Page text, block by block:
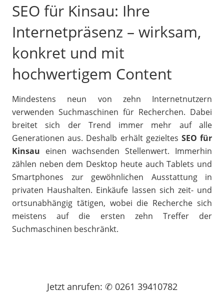
SEO für Kinsau: Ihre
Internetpräsenz – wirksam,
konkret und mit
hochwertigem Content
Mindestens neun von zehn Internetnutzern
verwenden Suchmaschinen für Recherchen. Dabei
breitet sich der Trend immer mehr auf alle
Generationen aus. Deshalb erhält gezieltes SEO für
Kinsau einen wachsenden Stellenwert. Immerhin
zählen neben dem Desktop heute auch Tablets und
Smartphones zur gewöhnlichen Ausstattung in
privaten Haushalten. Einkäufe lassen sich zeit- und
ortsunabhängig tätigen, wobei die Recherche sich
meistens auf die ersten zehn Treffer der
Suchmaschinen beschränkt.
Jetzt anrufen: ✆ 0261 39410782